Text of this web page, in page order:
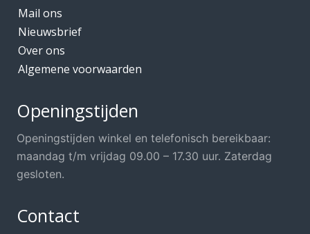
Mail ons
Nieuwsbrief
Over ons
Algemene voorwaarden
Openingstijden
Openingstijden winkel en telefonisch bereikbaar:
maandag t/m vrijdag 09.00 – 17.30 uur. Zaterdag
gesloten.
Contact